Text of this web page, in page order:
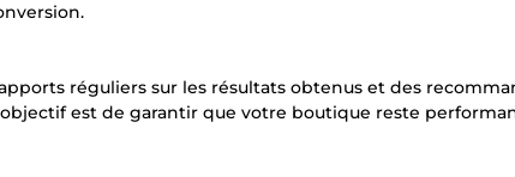
réguliers sur les résultats obtenus et des
est de garantir que votre boutique reste